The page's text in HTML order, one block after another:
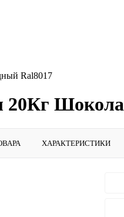
Ral8017
20Кг
ХАРАКТЕРИСТИКИ